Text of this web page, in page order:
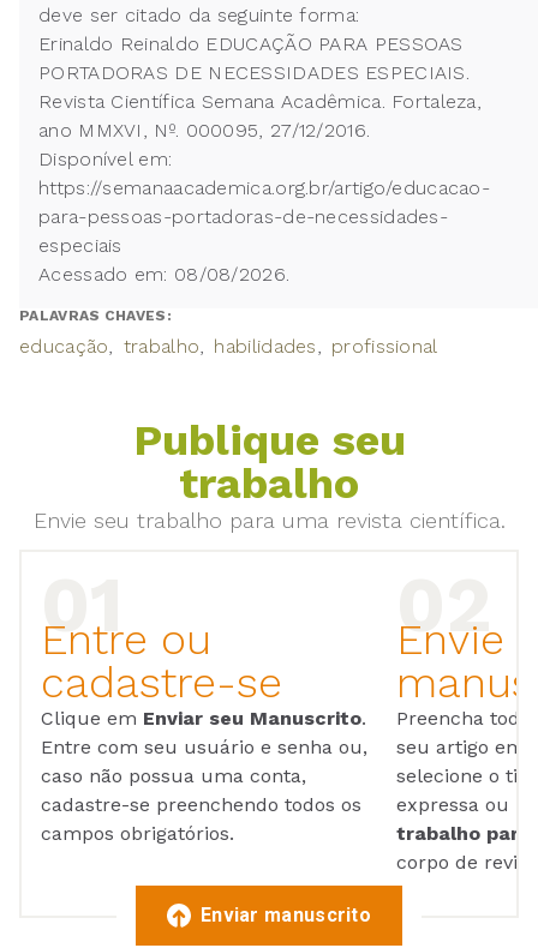
deve ser citado da seguinte forma:
Erinaldo Reinaldo EDUCAÇÃO PARA PESSOAS
PORTADORAS DE NECESSIDADES ESPECIAIS.
Revista Científica Semana Acadêmica. Fortaleza,
ano MMXVI, Nº. 000095, 27/12/2016.
Disponível em:
https://semanaacademica.org.br/artigo/educacao-
para-pessoas-portadoras-de-necessidades-
especiais
Acessado em: 08/08/2026.
PALAVRAS CHAVES:
educação trabalho habilidades profissional
Publique seu
trabalho
Envie seu trabalho para uma revista científica.
Entre ou
cadastre-se
Clique em Enviar seu Manuscrito.
Entre com seu usuário e senha ou,
caso não possua uma conta,
cadastre-se preenchendo todos os
campos obrigatórios.
Envie
Preencha
seu artigo em
selecione o
expressa ou
trabalho para
corpo de
Enviar manuscrito